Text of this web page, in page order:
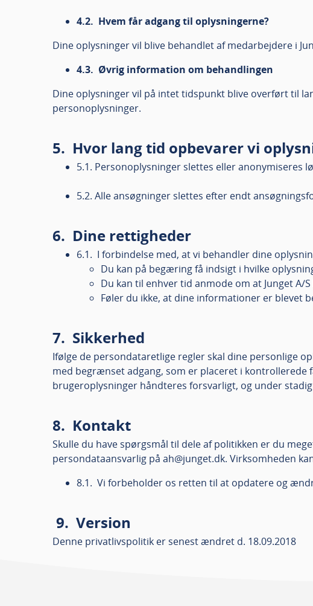
4.2. Hvem får adgang til oplysningerne?
Dine oplysninger vil blive behandlet af medarbejdere i
4.3. Øvrig information om behandlingen
Dine oplysninger vil på intet tidspunkt blive overført til
personoplysninger.
5. Hvor lang tid opbevarer vi
5.1. Personoplysninger slettes eller anonymiseres
5.2. Alle ansøgninger slettes efter endt
6. Dine rettigheder
6.1. I forbindelse med, at vi behandler dine
Du kan på begæring få indsigt i hvilke
Du kan til enhver tid anmode om at Junget
Føler du ikke, at dine informationer er blevet
7. Sikkerhed
Ifølge de persondataretlige regler skal dine personlige
med begrænset adgang, som er placeret i
brugeroplysninger håndteres forsvarligt, og under
8. Kontakt
Skulle du have spørgsmål til dele af politikken er du
persondataansvarlig på ah@junget.dk. Virksomheden
8.1. Vi forbeholder os retten til at opdatere og
9. Version
Denne privatlivspolitik er senest ændret d. 18.09.2018